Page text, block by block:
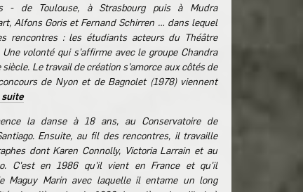
- de Toulouse, à Strasbourg puis à Mudra
Alfons Goris et Fernand Schirren … dans lequel
rencontres : les étudiants acteurs du Théâtre
volonté qui s’affirme avec le groupe Chandra
Le travail de création s’amorce aux côtés de
de Nyon et de Bagnolet (1978) viennent
la danse à 18 ans, au Conservatoire de
Ensuite, au fil des rencontres, il travaille
dont Karen Connolly, Victoria Larrain et au
C'est en 1986 qu'il vient en France et qu'il
Maguy Marin avec laquelle il entame un long